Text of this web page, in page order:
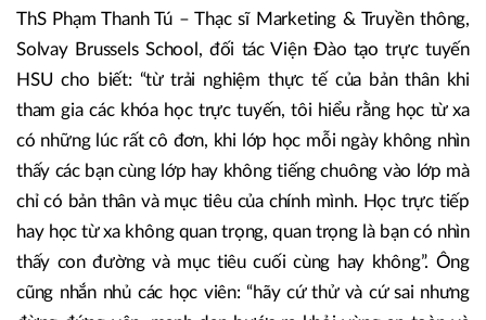
ThS Phạm Thanh Tú – Thạc sĩ Marketing & Truyền thông,
Solvay Brussels School, đối tác Viện Đào tạo trực tuyến
HSU cho biết: “từ trải nghiệm thực tế của bản thân khi
tham gia các khóa học trực tuyến, tôi hiểu rằng học từ xa
có những lúc rất cô đơn, khi lớp học mỗi ngày không nhìn
thấy các bạn cùng lớp hay không tiếng chuông vào lớp mà
chỉ có bản thân và mục tiêu của chính mình. Học trực tiếp
hay học từ xa không quan trọng, quan trọng là bạn có nhìn
thấy con đường và mục tiêu cuối cùng hay không”. Ông
cũng nhắn nhủ các học viên: “hãy cứ thử và cứ sai nhưng